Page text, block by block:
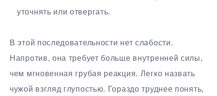
уточнять или отвергать.
В этой последовательности нет слабости.
Напротив, она требует больше внутренней силы,
чем мгновенная грубая реакция. Легко назвать
чужой взгляд глупостью. Гораздо труднее понять,